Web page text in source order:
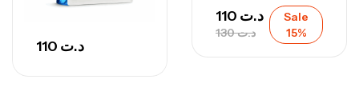
د.ت
د.ت130
د.ت
Sale
15%